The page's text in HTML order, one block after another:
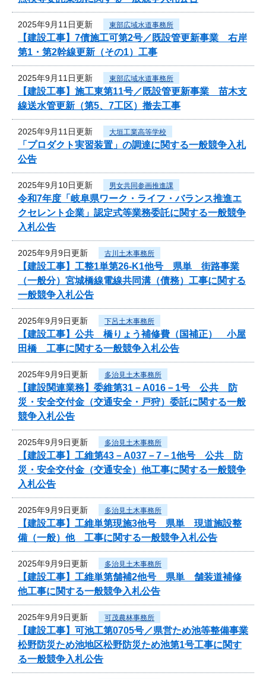
2025年9月11日更新 東部広域水道事務所
【建設工事】7債施工可第2号／既設管更新事業 右岸
第1・第2幹線更新（その1）工事
2025年9月11日更新 東部広域水道事務所
【建設工事】施工東第11号／既設管更新事業 苗木支
線送水管更新（第5、7工区）撤去工事
2025年9月11日更新 大垣工業高等学校
「プロダクト実習装置」の調達に関する一般競争入札
公告
2025年9月10日更新 男女共同参画推進課
令和7年度「岐阜県ワーク・ライフ・バランス推進エ
クセレント企業」認定式等業務委託に関する一般競争
入札公告
2025年9月9日更新 古川土木事務所
【建設工事】工整1単第26-K1他号 県単 街路事業
（一般分）宮城橋線電線共同溝（債務）工事に関する
一般競争入札公告
2025年9月9日更新 下呂土木事務所
【建設工事】公共 橋りょう補修費（国補正） 小屋
田橋 工事に関する一般競争入札公告
2025年9月9日更新 多治見土木事務所
【建設関連業務】委維第31－A016－1号 公共 防
災・安全交付金（交通安全・戸狩）委託に関する一般
競争入札公告
2025年9月9日更新 多治見土木事務所
【建設工事】工維第43－A037－7－1他号 公共 防
災・安全交付金（交通安全）他工事に関する一般競争
入札公告
2025年9月9日更新 多治見土木事務所
【建設工事】工維単第現施3他号 県単 現道施設整
備（一般）他 工事に関する一般競争入札公告
2025年9月9日更新 多治見土木事務所
【建設工事】工維単第舗補2他号 県単 舗装道補修
他工事に関する一般競争入札公告
2025年9月9日更新 可茂農林事務所
【建設工事】可池工第0705号／県営ため池等整備事業
松野防災ため池地区松野防災ため池第1号工事に関す
る一般競争入札公告